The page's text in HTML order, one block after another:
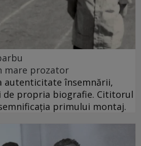
mare prozator
autenticitate însemnării,
de propria biografie. Cititorul
primului montaj.